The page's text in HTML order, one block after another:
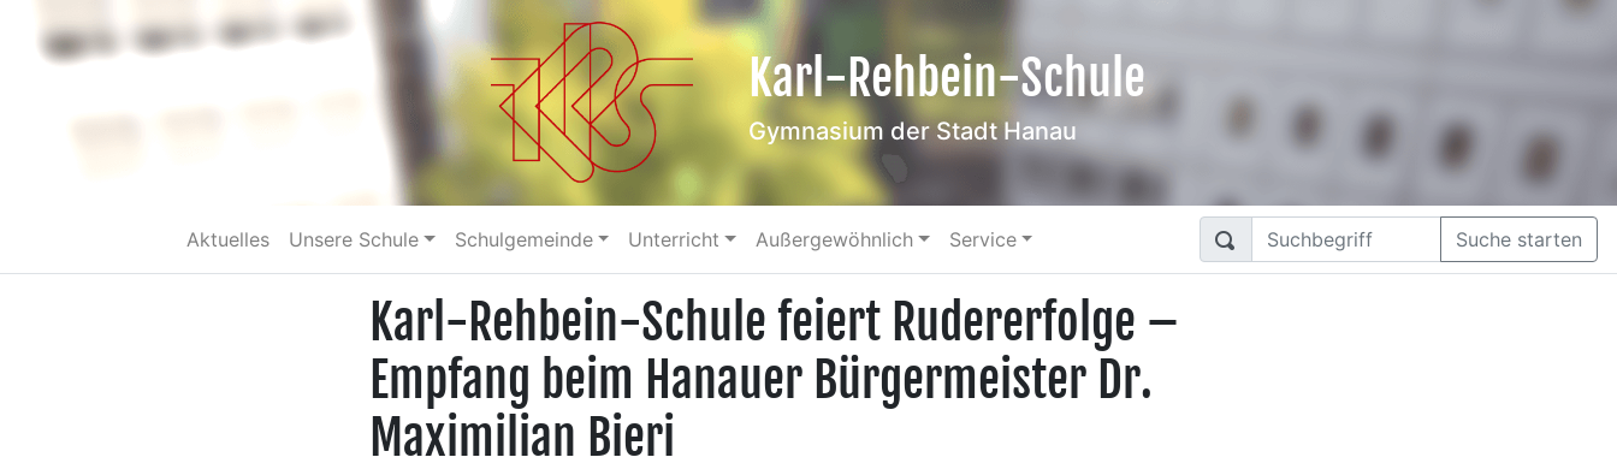
Karl-Rehbein-Schule
Gymnasium der Stadt Hanau
Aktuelles Unsere Schule Schulgemeinde Unterricht Außergewöhnlich Service Suche starten
Karl-Rehbein-Schule feiert Rudererfolge –
Empfang beim Hanauer Bürgermeister Dr.
Maximilian Bieri